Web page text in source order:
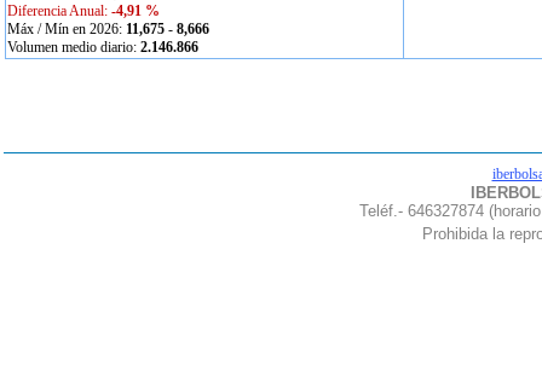
Diferencia Anual: -4,91 %
Máx / Mín en 2026: 11,675 - 8,666
Volumen medio diario: 2.146.866
Teléf.- 646327874
Prohibida la